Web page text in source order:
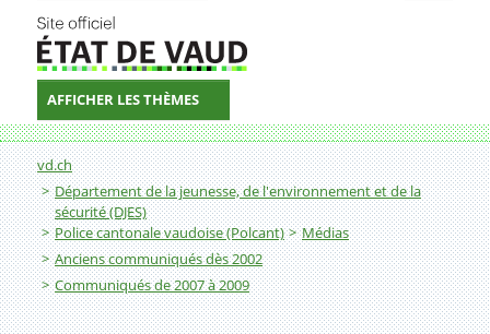
AFFICHER LES THÈMES
Fil d'Ariane
vd.ch
Département de la jeunesse, de l'environnement et de la
sécurité (DJES)
Police cantonale vaudoise (Polcant)
Médias
Anciens communiqués dès 2002
Communiqués de 2007 à 2009
11.11.2007